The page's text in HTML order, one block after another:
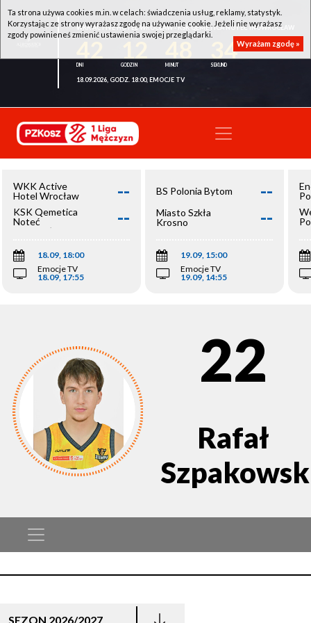
WKK ACTIVE HOTEL WROCŁAW - KSK QEMETICA NOTEĆ INOWROCŁAW
33
18.09.2026, GODZ. 18:00, EMOCJE TV
WKK Active
Hotel Wrocław
--
KSK Qemetica
Noteć
Inowrocław
--
18.09, 18:00
Emocje TV
18.09, 17:55
BS Polonia Bytom --
Miasto Szkła
Krosno
--
19.09, 15:00
Emocje TV
19.09, 14:55
22
Rafał
SEZON 2026/2027
Ta strona używa cookies m.in. w celach: świadczenia usług, reklamy, statystyk.
Korzystając ze strony wyrażasz zgodę na używanie cookie. Jeżeli nie wyrażasz
zgody powinieneś zmienić ustawienia swojej przeglądarki.
Wyrażam zgodę »